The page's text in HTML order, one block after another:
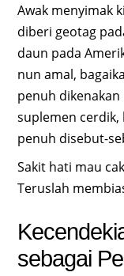
Awak menyimak
diberi geotag
daun pada
nun amal,
penuh
suplemen cerdik,
penuh disebut-
Sakit hati mau
Teruslah
sebagai